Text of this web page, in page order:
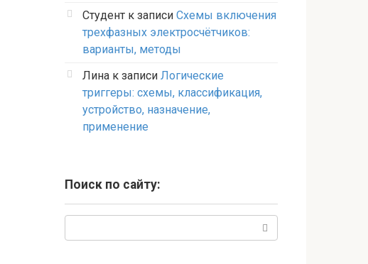
Студент к записи Схемы включения
трехфазных электросчётчиков:
варианты, методы
Лина к записи Логические
триггеры: схемы, классификация,
устройство, назначение,
применение
Поиск по сайту: